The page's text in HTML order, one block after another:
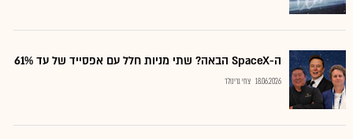
ה-SpaceX הבאה? שתי מניות חלל עם אפסייד של עד 61%
18.06.2026 צחי גרינולד